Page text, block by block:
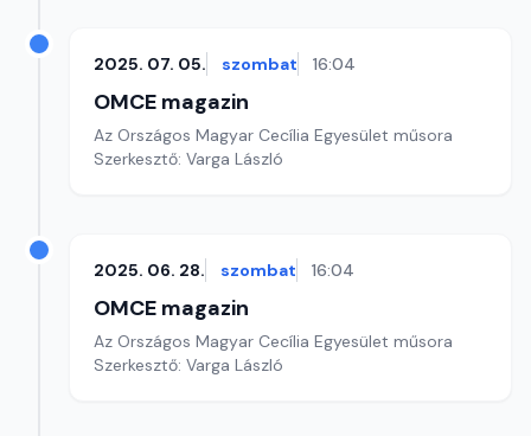
2025. 07. 05. szombat 16:04
OMCE magazin
Az Országos Magyar Cecília Egyesület műsora
Szerkesztő: Varga László
2025. 06. 28. szombat 16:04
OMCE magazin
Az Országos Magyar Cecília Egyesület műsora
Szerkesztő: Varga László